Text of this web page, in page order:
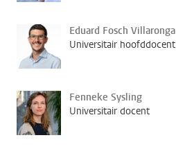
Eduard Fosch Villaronga
Universitair hoofddocent
Fenneke Sysling
Universitair docent